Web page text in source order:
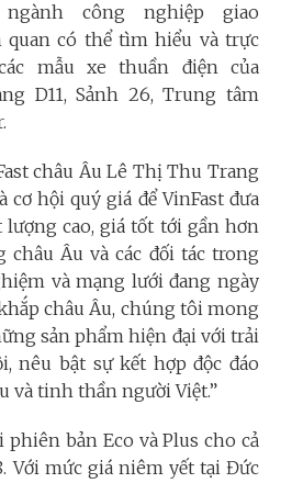
công nghiệp giao
quan có thể tìm hiểu và trực
mẫu xe thuần điện của
D11, Sảnh 26, Trung tâm
châu Âu Lê Thị Thu Trang
cơ hội quý giá để VinFast đưa
cao, giá tốt tới gần hơn
Âu và các đối tác trong
và mạng lưới đang ngày
châu Âu, chúng tôi mong
sản phẩm hiện đại với trải
nêu bật sự kết hợp độc đáo
và tinh thần người Việt.”
phiên bản Eco và Plus cho cả
Với mức giá niêm yết tại Đức